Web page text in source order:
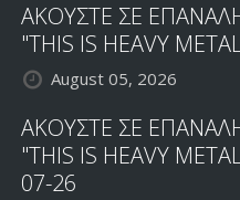
GEOF
O'KEEFE,
ΝΕΟ
ΑΚΟΥΣΤΕ ΣΕ
"THIS IS HEAVY
August 05, 2026
ΑΚΟΥΣΤΕ ΣΕ
"THIS IS HEAVY
07-26